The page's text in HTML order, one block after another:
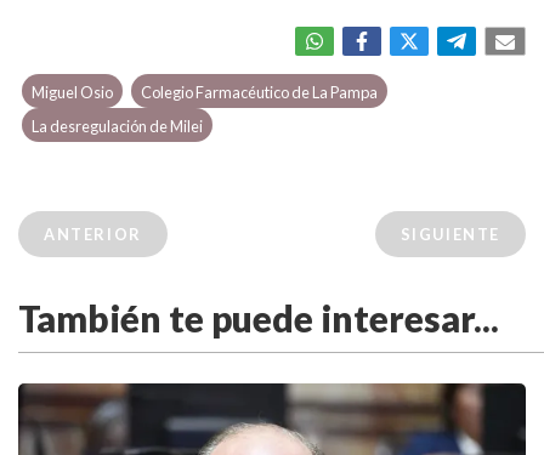
Miguel Osio
Colegio Farmacéutico de La Pampa
La desregulación de Milei
ANTERIOR SIGUIENTE
También te puede interesar...